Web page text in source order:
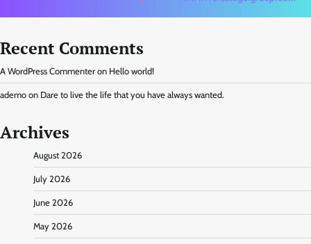
Recent Comments
A WordPress Commenter on Hello world!
ademo on Dare to live the life that you have always wanted.
Archives
August 2026
July 2026
June 2026
May 2026